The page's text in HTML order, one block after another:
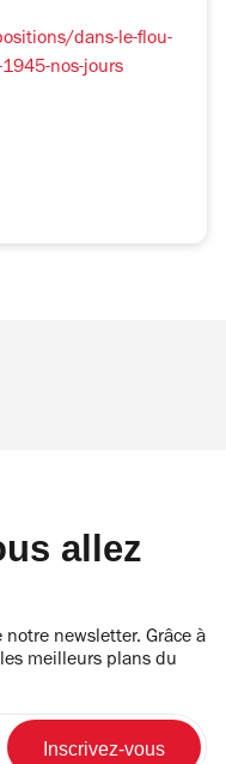
dans-le-flou-
nos-jours
allez
newsletter. Grâce à
meilleurs plans du